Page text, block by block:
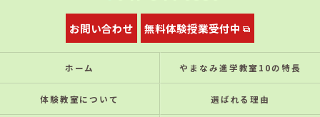
お問い合わせ 無料体験授業受付中
ホーム やまなみ進学教室10の特⻑
体験教室について 選ばれる理由